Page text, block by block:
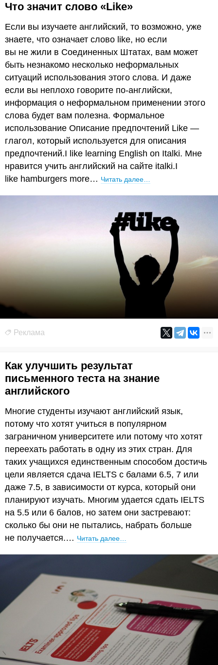
Что значит слово «Like»
Если вы изучаете английский, то возможно, уже
знаете, что означает слово like, но если
вы не жили в Соединенных Штатах, вам может
быть незнакомо несколько неформальных
ситуаций использования этого слова. И даже
если вы неплохо говорите по-английски,
информация о неформальном применении этого
слова будет вам полезна. Формальное
использование Описание предпочтений Like —
глагол, который используется для описания
предпочтений.I like learning English on Italki. Мне
нравится учить английский на сайте italki.I
like hamburgers more… Читать далее…
Реклама
Как улучшить результат
письменного теста на знание
английского
Многие студенты изучают английский язык,
потому что хотят учиться в популярном
заграничном университете или потому что хотят
переехать работать в одну из этих стран. Для
таких учащихся единственным способом достичь
цели является сдача IELTS с балами 6.5, 7 или
даже 7.5, в зависимости от курса, который они
планируют изучать. Многим удается сдать IELTS
на 5.5 или 6 балов, но затем они застревают:
сколько бы они не пытались, набрать больше
не получается.… Читать далее…